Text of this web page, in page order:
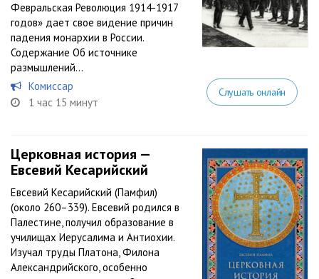
Февральская Революция 1914-1917
годов» дает свое видение причин
падения монархии в России.
Содержание Об источнике
размышлений...
Комиссар
1 час 15 минут
Слушать онлайн
Церковная история —
Евсевий Кесарийский
Евсевий Кесарийский (Памфил)
(около 260–339). Евсевий родился в
Палестине, получил образование в
училищах Иерусалима и Антиохии.
Изучал труды Платона, Филона
Александрийского, особенно